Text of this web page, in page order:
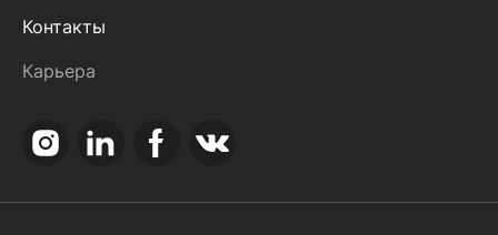
Контакты
Карьера